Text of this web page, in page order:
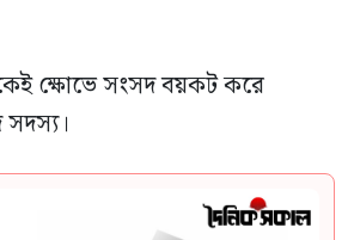
ক্ষোভে সংসদ বয়কট করে